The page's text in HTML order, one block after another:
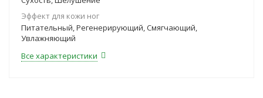
Эффект для кожи ног
Питательный, Регенерирующий, Смягчающий,
Увлажняющий
Все характеристики